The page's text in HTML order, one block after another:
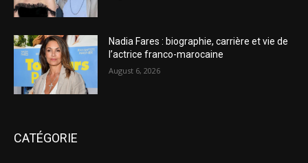
Nadia Fares : biographie, carrière et vie de
l’actrice franco-marocaine
August 6, 2026
CATÉGORIE